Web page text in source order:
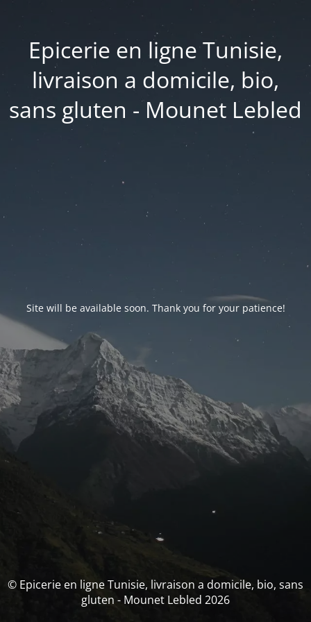
Epicerie en ligne Tunisie,
livraison a domicile, bio,
sans gluten - Mounet Lebled
Site will be available soon. Thank you for your patience!
© Epicerie en ligne Tunisie, livraison a domicile, bio, sans
gluten - Mounet Lebled 2026